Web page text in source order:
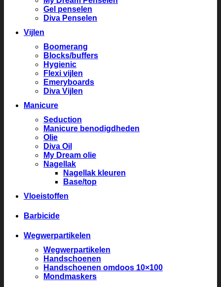
Gel penselen
Diva Penselen
Vijlen
Boomerang
Blocks/buffers
Hygienic
Flexi vijlen
Emeryboards
Diva Vijlen
Manicure
Seduction
Manicure benodigdheden
Olie
Diva Oil
My Dream olie
Nagellak
Nagellak kleuren
Base/top
Vloeistoffen
Barbicide
Wegwerpartikelen
Wegwerpartikelen
Handschoenen
Handschoenen omdoos 10×100
Mondmaskers